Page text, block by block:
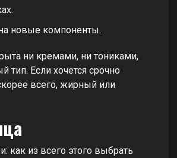
на новые компоненты.
ни кремами, ни тониками,
тип. Если хочется срочно
всего, жирный или
как из всего этого выбрать